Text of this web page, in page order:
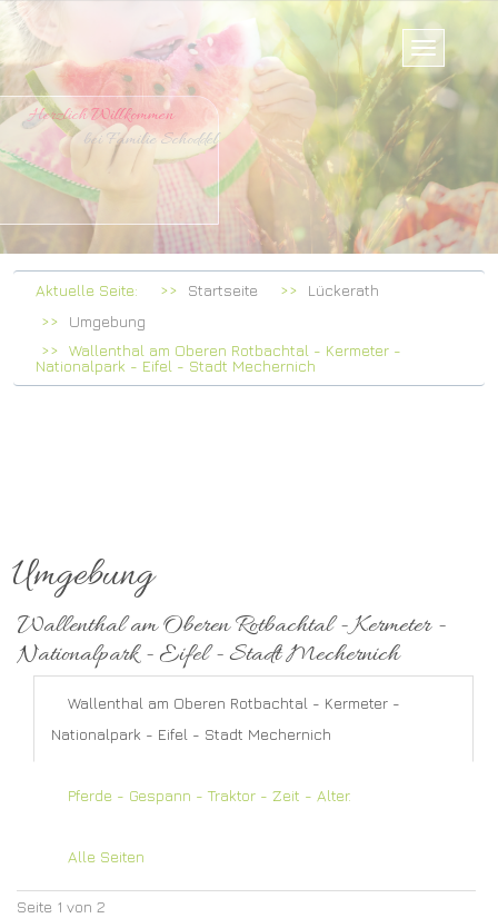
Willkommen
Schoddel
Aktuelle Seite: Startseite
Lückerath
Umgebung
Wallenthal am Oberen Rotbachtal - Kermeter -
Nationalpark - Eifel - Stadt Mechernich
Umgebung
Wallenthal am Oberen Rotbachtal - Kermeter -
Nationalpark - Eifel - Stadt Mechernich
Wallenthal am Oberen Rotbachtal - Kermeter -
Nationalpark - Eifel - Stadt Mechernich
Pferde - Gespann - Traktor - Zeit - Alter.
Alle Seiten
Seite 1 von 2